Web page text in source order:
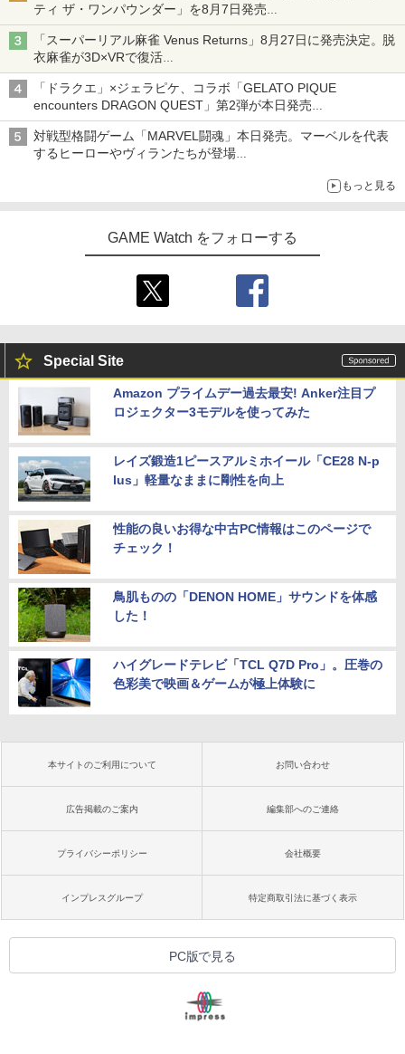
ティ ザ・ワンパウンダー」を8月7日発売
「特製ガーリックマヨソース」を使用した超大型チーズバーガー
「スーパーリアル麻雀 Venus Returns」8月27日に発売決定。脱
衣麻雀が3D×VRで復活
発売から2週間は20%オフになるセールが実施
「ドラクエ」×ジェラピケ、コラボ「GELATO PIQUE
encounters DRAGON QUEST」第2弾が本日発売
アイスカップに入ったスライムやわたぼう、ベビーサタンなどが
オリジナルアートで登場
対戦型格闘ゲーム「MARVEL闘魂」本日発売。マーベルを代表
するヒーローやヴィランたちが登場
もっと見る
GAME Watch をフォローする
Special Site
Amazon プライムデー過去最安! Anker注目プ
ロジェクター3モデルを使ってみた
レイズ鍛造1ピースアルミホイール「CE28 N-p
lus」軽量なままに剛性を向上
性能の良いお得な中古PC情報はこのページで
チェック！
鳥肌ものの「DENON HOME」サウンドを体感
した！
ハイグレードテレビ「TCL Q7D Pro」。圧巻の
色彩美で映画＆ゲームが極上体験に
本サイトのご利用について お問い合わせ
広告掲載のご案内 編集部へのご連絡
プライバシーポリシー 会社概要
インプレスグループ 特定商取引法に基づく表示
PC版で見る